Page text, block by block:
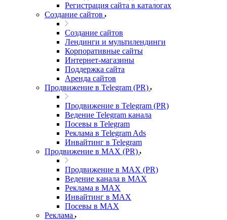
Регистрация сайта в каталогах
Создание сайтов
Создание сайтов
Лендинги и мультилендинги
Корпоративные сайты
Интернет-магазины
Поддержка сайта
Аренда сайтов
Продвижение в Telegram (PR)
Продвижение в Telegram (PR)
Ведение Telegram канала
Посевы в Telegram
Реклама в Telegram Ads
Инвайтинг в Telegram
Продвижение в MAX (PR)
Продвижение в MAX (PR)
Ведение канала в MAX
Реклама в MAX
Инвайтинг в MAX
Посевы в MAX
Реклама